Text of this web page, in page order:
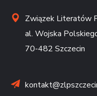
Związek Literatów
al. Wojska
70-482 Szczecin